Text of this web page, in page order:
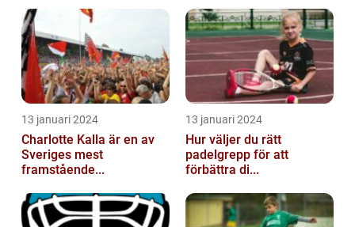
13 januari 2024
Charlotte Kalla är en av
Sveriges mest
framstående...
13 januari 2024
Hur väljer du rätt
padelgrepp för att
förbättra di...